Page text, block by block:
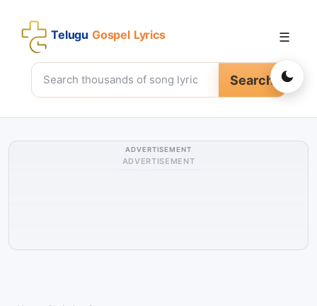
Telugu Gospel Lyrics
Search
☰
ADVERTISEMENT
ADVERTISEMENT